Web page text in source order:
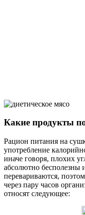
Какие продукты
Рацион питания на
употребление
иначе говоря, плохих
абсолютно бесполезны
перевариваются,
через пару часов
относят следующее: